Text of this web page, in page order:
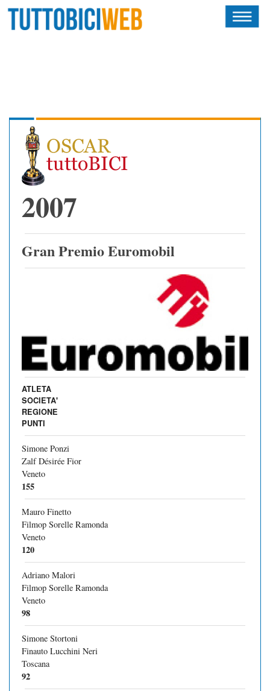
ATLETI
CALENDARIO
OSCAR
ALBI D'ORO
NEWSLETTER
2007
Gran Premio Euromobil
ATLETA
SOCIETA'
REGIONE
PUNTI
Simone Ponzi
Zalf Désirée Fior
Veneto
155
Mauro Finetto
Filmop Sorelle Ramonda
Veneto
120
Adriano Malori
Filmop Sorelle Ramonda
Veneto
98
Simone Stortoni
Finauto Lucchini Neri
Toscana
92